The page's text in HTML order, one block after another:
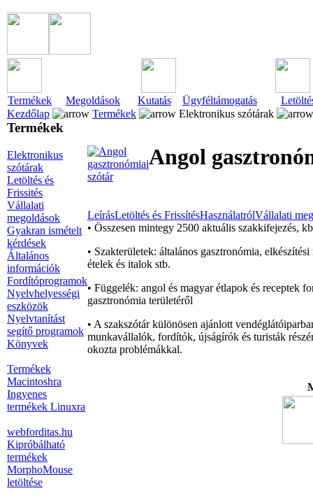
Termékek Megoldások Kutatás Ügyféltámogatás
Kezdőlap
Termékek Elektronikus szótárak
Termékek
Elektronikus
szótárak
Letöltés és
Frissités
Vállalati
megoldások
Gyakran ismételt
kérdések
Általános
információk
Fordítóprogramok
Nyelvhelyességi
eszközök
Nyelvtanítást
segítő programok
Könyvek
Termékek
Macintoshra
Ingyenes
termékek Linuxra
webforditas.hu
Kipróbálható
termékek
MorphoMouse
letöltése
Angol
LeírásLetöltés és FrissítésHasználatrólVállalati
• Összesen mintegy 2500 aktuális szakkifejezés,
• Szakterületek: általános gasztronómia,
ételek és italok stb.
• Függelék: angol és magyar étlapok és receptek
gasztronómia területéről
• A szakszótár különösen ajánlott
munkavállalók, fordítók, újságírók és turisták
okozta problémákkal.